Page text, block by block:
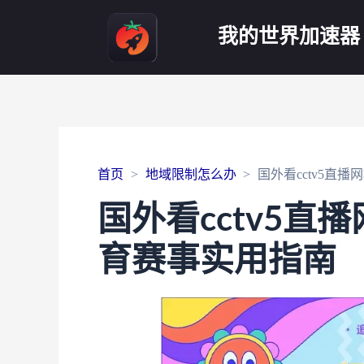
我的世界加速器
首页 地域限制怎么办 国外看cctv5直播
国外看cctv5直
育赛事实用指南